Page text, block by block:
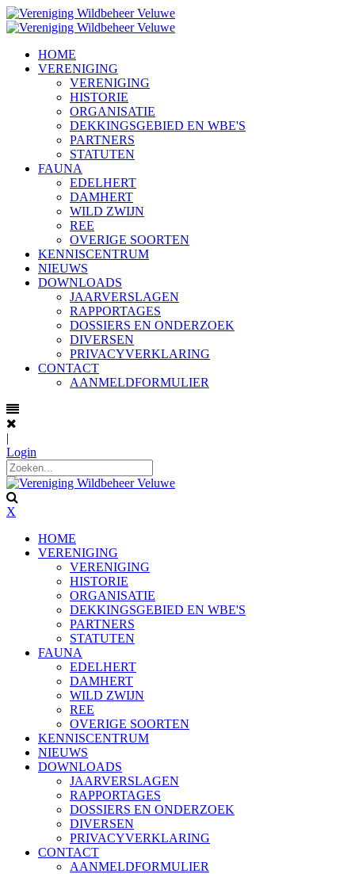
HOME
VERENIGING
VERENIGING
HISTORIE
ORGANISATIE
DEKKINGSGEBIED EN WBE'S
PARTNERS
STATUTEN
FAUNA
EDELHERT
DAMHERT
WILD ZWIJN
REE
OVERIGE SOORTEN
KENNISCENTRUM
NIEUWS
DOWNLOADS
JAARVERSLAGEN
RAPPORTAGES
DOSSIERS EN ONDERZOEK
DIVERSEN
PRIVACYVERKLARING
CONTACT
AANMELDFORMULIER
|
Login
X
HOME
VERENIGING
VERENIGING
HISTORIE
ORGANISATIE
DEKKINGSGEBIED EN WBE'S
PARTNERS
STATUTEN
FAUNA
EDELHERT
DAMHERT
WILD ZWIJN
REE
OVERIGE SOORTEN
KENNISCENTRUM
NIEUWS
DOWNLOADS
JAARVERSLAGEN
RAPPORTAGES
DOSSIERS EN ONDERZOEK
DIVERSEN
PRIVACYVERKLARING
CONTACT
AANMELDFORMULIER